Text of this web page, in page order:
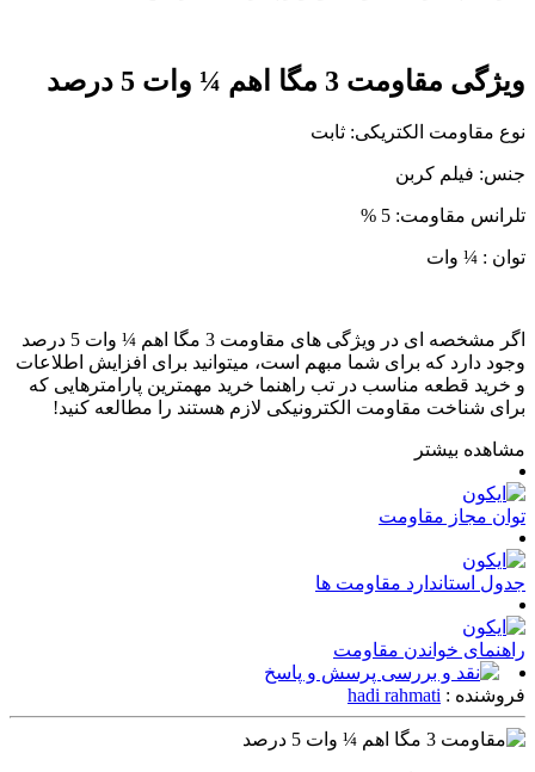
ویژگی مقاومت 3 مگا اهم ¼ وات 5 درصد
نوع مقاومت الکتریکی: ثابت
جنس: فیلم کربن
تلرانس مقاومت: 5 %
توان : ¼ وات
اگر مشخصه ای در ویژگی های مقاومت 3 مگا اهم ¼ وات 5 درصد
وجود دارد که برای شما مبهم است، میتوانید برای افزایش اطلاعات
و خرید قطعه مناسب در تب راهنما خرید مهمترین پارامترهایی که
برای شناخت مقاومت الکترونیکی لازم هستند را مطالعه کنید!
مشاهده بیشتر
توان مجاز مقاومت
جدول استاندارد مقاومت ها
راهنمای خواندن مقاومت
پرسش و پاسخ
فروشنده : hadi rahmati